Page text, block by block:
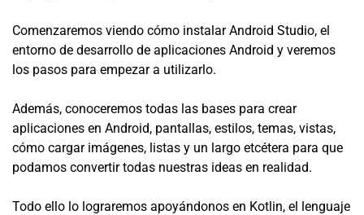
Comenzaremos viendo cómo instalar Android Studio, el
entorno de desarrollo de aplicaciones Android y veremos
los pasos para empezar a utilizarlo.
Además, conoceremos todas las bases para crear
aplicaciones en Android, pantallas, estilos, temas, vistas,
cómo cargar imágenes, listas y un largo etcétera para que
podamos convertir todas nuestras ideas en realidad.
Todo ello lo lograremos apoyándonos en Kotlin, el lenguaje